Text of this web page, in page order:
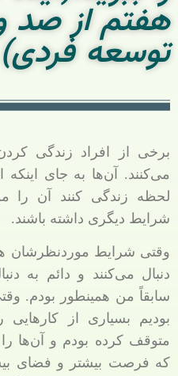
هفتم از صد
توسعه فردی)
برخی از افراد زندگی
می‌کنند. آن‌ها به جای
لحظه زندگی کنند آن را
شرایط دیگری داشته باشند.
وقتی شرایط موردنظرشان
دنبال می‌کنند و دائم به
سابقاً من همینطور بودم.
بودیم بسیاری از کارهایی
متوقف کرده بودم و آن‌ها
که فرصت بیشتر و فضای